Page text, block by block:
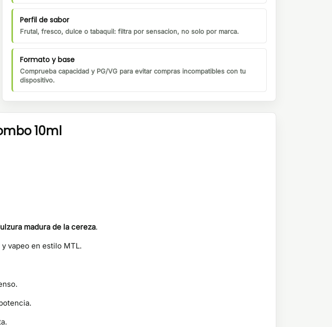
Perfil de sabor
Frutal, fresco, dulce o tabaquil: filtra por sensacion, no solo por marca.
Formato y base
Comprueba capacidad y PG/VG para evitar compras incompatibles con tu
dispositivo.
10ml
madura de la cereza.
vapeo en estilo MTL.